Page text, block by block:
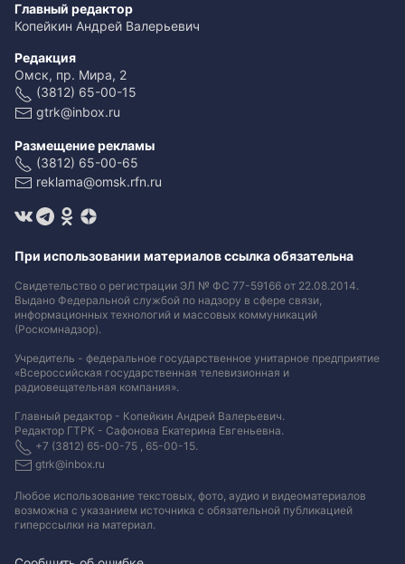
Главный редактор
Копейкин Андрей Валерьевич
Редакция
Омск, пр. Мира, 2
(3812) 65-00-15
gtrk@inbox.ru
Размещение рекламы
(3812) 65-00-65
reklama@omsk.rfn.ru
При использовании материалов ссылка обязательна
Свидетельство о регистрации ЭЛ № ФС 77-59166 от 22.08.2014.
Выдано Федеральной службой по надзору в сфере связи,
информационных технологий и массовых коммуникаций
(Роскомнадзор).
Учредитель - федеральное государственное унитарное предприятие
«Всероссийская государственная телевизионная и
радиовещательная компания».
Главный редактор - Копейкин Андрей Валерьевич.
Редактор ГТРК - Сафонова Екатерина Евгеньевна.
+7 (3812) 65-00-75 , 65-00-15.
gtrk@inbox.ru
Любое использование текстовых, фото, аудио и видеоматериалов
возможна с указанием источника с обязательной публикацией
гиперссылки на материал.